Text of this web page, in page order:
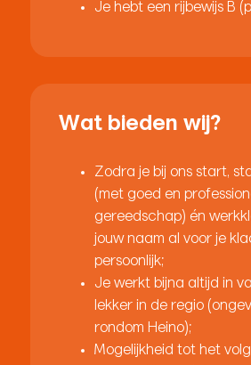
Je hebt een rijbewijs B
Wat bieden wij?
Zodra je bij ons start,
(met goed en
gereedschap) én
jouw naam al voor je
persoonlijk;
Je werkt bijna altijd in
lekker in de regio
rondom Heino);
Mogelijkheid tot het